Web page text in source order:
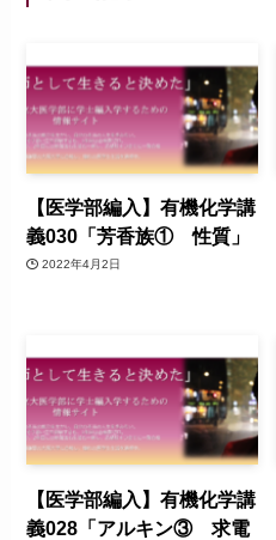
【医学部編入】有機化学講
義030「芳香族① 性質」
2022年4月2日
【医学部編入】有機化学講
義028「アルキン③ 求電